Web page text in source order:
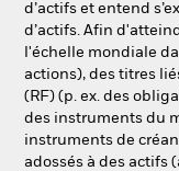
d’actifs et entend
d’actifs. Afin
l'échelle mondiale
actions), des titres
(RF) (p. ex. des
des instruments du
instruments de
adossés à des actifs